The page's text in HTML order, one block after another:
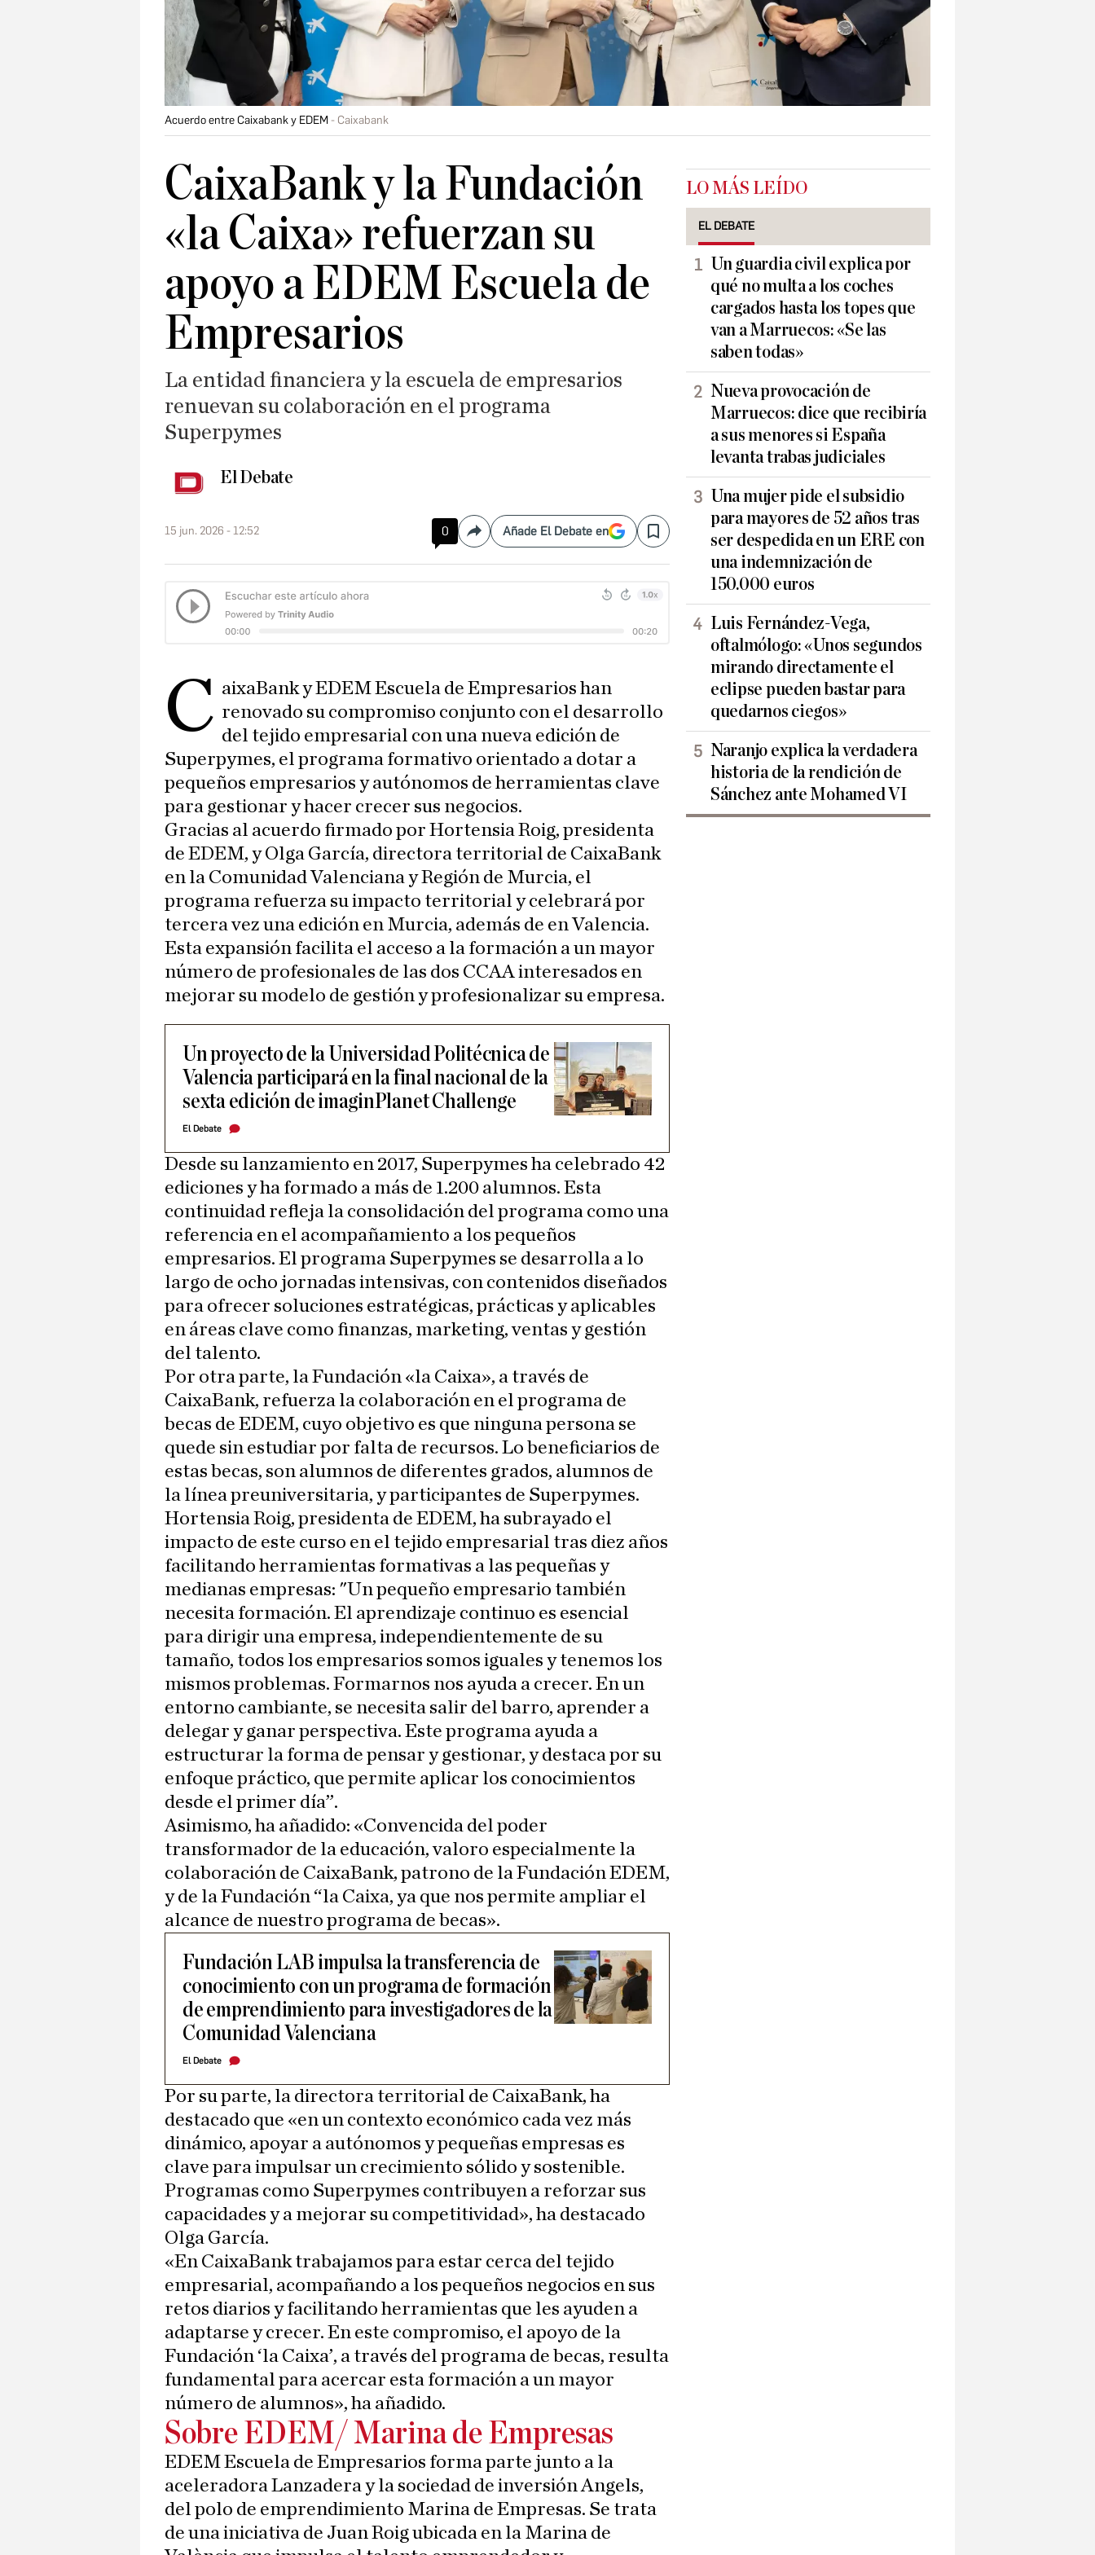
Acuerdo entre Caixabank y EDEM Caixabank
CaixaBank y la Fundación
«la Caixa» refuerzan su
apoyo a EDEM Escuela de
Empresarios
La entidad financiera y la escuela de empresarios
renuevan su colaboración en el programa
Superpymes
El Debate
15 jun. 2026 - 12:52 0 CompartirAñade El Debate en Save
C aixaBank y EDEM Escuela de Empresarios han
renovado su compromiso conjunto con el desarrollo
del tejido empresarial con una nueva edición de
Superpymes, el programa formativo orientado a dotar a
pequeños empresarios y autónomos de herramientas clave
para gestionar y hacer crecer sus negocios.
Gracias al acuerdo firmado por Hortensia Roig, presidenta
de EDEM, y Olga García, directora territorial de CaixaBank
en la Comunidad Valenciana y Región de Murcia, el
programa refuerza su impacto territorial y celebrará por
tercera vez una edición en Murcia, además de en Valencia.
Esta expansión facilita el acceso a la formación a un mayor
número de profesionales de las dos CCAA interesados en
mejorar su modelo de gestión y profesionalizar su empresa.
Un proyecto de la Universidad Politécnica de
Valencia participará en la final nacional de la
sexta edición de imaginPlanet Challenge
El Debate
Desde su lanzamiento en 2017, Superpymes ha celebrado 42
ediciones y ha formado a más de 1.200 alumnos. Esta
continuidad refleja la consolidación del programa como una
referencia en el acompañamiento a los pequeños
empresarios. El programa Superpymes se desarrolla a lo
largo de ocho jornadas intensivas, con contenidos diseñados
para ofrecer soluciones estratégicas, prácticas y aplicables
en áreas clave como finanzas, marketing, ventas y gestión
del talento.
Por otra parte, la Fundación «la Caixa», a través de
CaixaBank, refuerza la colaboración en el programa de
becas de EDEM, cuyo objetivo es que ninguna persona se
quede sin estudiar por falta de recursos. Lo beneficiarios de
estas becas, son alumnos de diferentes grados, alumnos de
la línea preuniversitaria, y participantes de Superpymes.
Hortensia Roig, presidenta de EDEM, ha subrayado el
impacto de este curso en el tejido empresarial tras diez años
facilitando herramientas formativas a las pequeñas y
medianas empresas: "Un pequeño empresario también
necesita formación. El aprendizaje continuo es esencial
para dirigir una empresa, independientemente de su
tamaño, todos los empresarios somos iguales y tenemos los
mismos problemas. Formarnos nos ayuda a crecer. En un
entorno cambiante, se necesita salir del barro, aprender a
delegar y ganar perspectiva. Este programa ayuda a
estructurar la forma de pensar y gestionar, y destaca por su
enfoque práctico, que permite aplicar los conocimientos
desde el primer día”.
Asimismo, ha añadido: «Convencida del poder
transformador de la educación, valoro especialmente la
colaboración de CaixaBank, patrono de la Fundación EDEM,
y de la Fundación “la Caixa, ya que nos permite ampliar el
alcance de nuestro programa de becas».
Fundación LAB impulsa la transferencia de
conocimiento con un programa de formación
de emprendimiento para investigadores de la
Comunidad Valenciana
El Debate
Por su parte, la directora territorial de CaixaBank, ha
destacado que «en un contexto económico cada vez más
dinámico, apoyar a autónomos y pequeñas empresas es
clave para impulsar un crecimiento sólido y sostenible.
Programas como Superpymes contribuyen a reforzar sus
capacidades y a mejorar su competitividad», ha destacado
Olga García.
«En CaixaBank trabajamos para estar cerca del tejido
empresarial, acompañando a los pequeños negocios en sus
retos diarios y facilitando herramientas que les ayuden a
adaptarse y crecer. En este compromiso, el apoyo de la
Fundación ‘la Caixa’, a través del programa de becas, resulta
fundamental para acercar esta formación a un mayor
número de alumnos», ha añadido.
Sobre EDEM/ Marina de Empresas
EDEM Escuela de Empresarios forma parte junto a la
aceleradora Lanzadera y la sociedad de inversión Angels,
del polo de emprendimiento Marina de Empresas. Se trata
de una iniciativa de Juan Roig ubicada en la Marina de
LO MÁS LEÍDO
EL DEBATE
Un guardia civil explica por
qué no multa a los coches
cargados hasta los topes que
van a Marruecos: «Se las
saben todas»
Nueva provocación de
Marruecos: dice que recibiría
a sus menores si España
levanta trabas judiciales
Una mujer pide el subsidio
para mayores de 52 años tras
ser despedida en un ERE con
una indemnización de
150.000 euros
Luis Fernández-Vega,
oftalmólogo: «Unos segundos
mirando directamente el
eclipse pueden bastar para
quedarnos ciegos»
Naranjo explica la verdadera
historia de la rendición de
Sánchez ante Mohamed VI